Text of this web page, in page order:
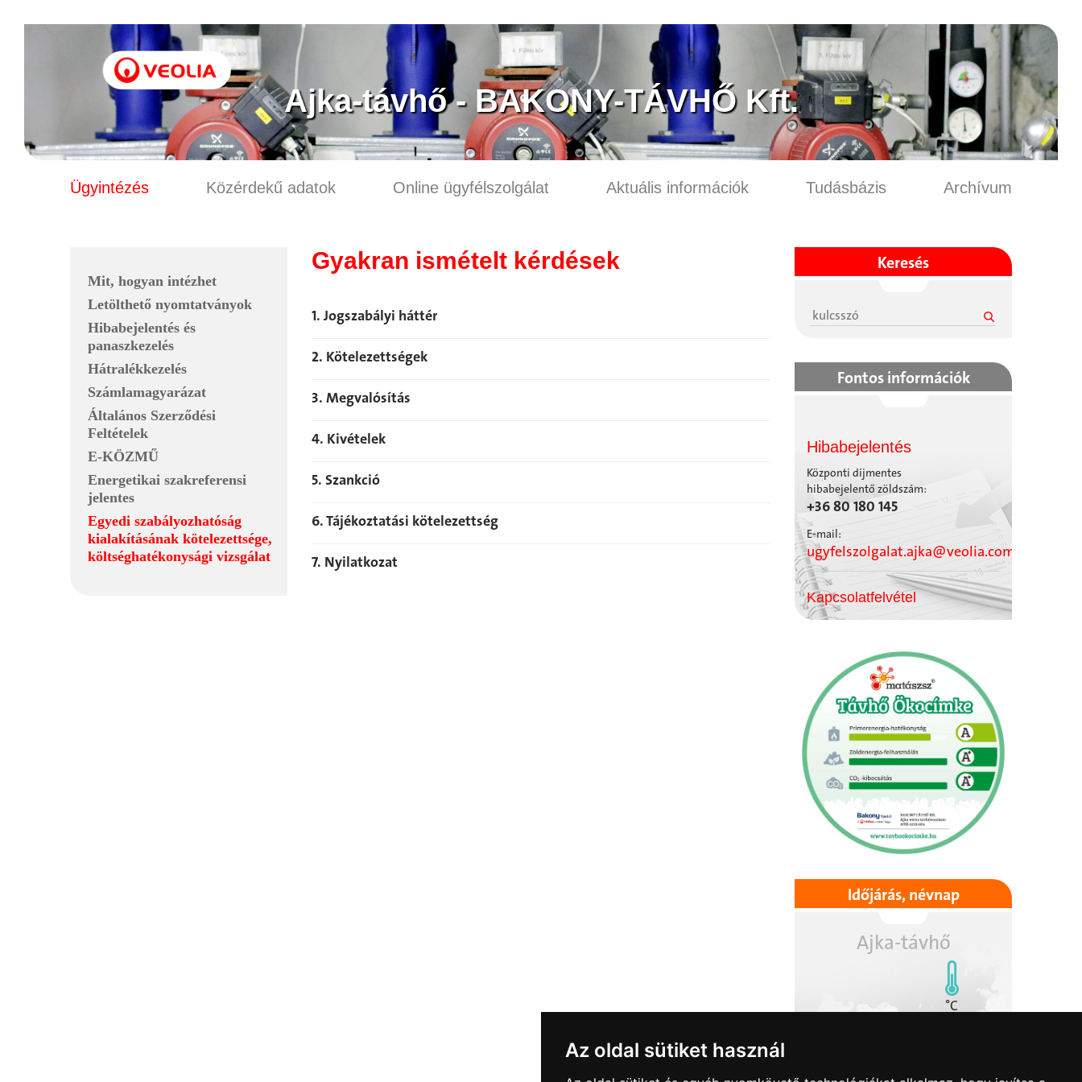
Az oldal sütiket használ
Ajka-távhő - BAKONY-TÁVHŐ Kft.
Ügyintézés Közérdekű adatok Online ügyfélszolgálat Aktuális információk Tudásbázis Archívum
Mit, hogyan intézhet
Letölthető nyomtatványok
Hibabejelentés és
panaszkezelés
Hátralékkezelés
Számlamagyarázat
Általános Szerződési
Feltételek
E-KÖZMŰ
Energetikai szakreferensi
jelentes
Egyedi szabályozhatóság
kialakításának kötelezettsége,
költséghatékonysági vizsgálat
Gyakran ismételt kérdések
1. Jogszabályi háttér
2. Kötelezettségek
3. Megvalósítás
4. Kivételek
5. Szankció
6. Tájékoztatási kötelezettség
7. Nyilatkozat
Keresés
Fontos információk
Hibabejelentés
Központi díjmentes
hibabejelentő zöldszám:
+36 80 180 145
E-mail:
ugyfelszolgalat.ajka@veolia.com
Kapcsolatfelvétel
Időjárás, névnap
Ajka-távhő
°C